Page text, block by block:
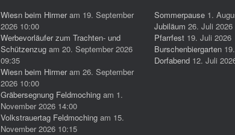
Wiesn beim Hirmeram 19. September
2026 10:00
Werbevorläufer zum Trachten- und
Schützenzug am 20. September 2026
09:35
Wiesn beim Hirmeram 26. September
2026 10:00
Gräbersegnung Feldmoching am 1.
November 2026 14:00
Volkstrauertag Feldmoching am 15.
November 2026 10:15
Sommerpause 1.
Jubiläum 26. Juli 2026
Pfarrfest 19. Juli 2026
Burschenbiergarten
Dorfabend 12. Juli